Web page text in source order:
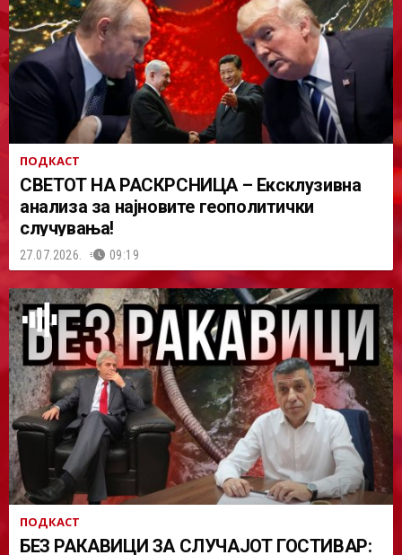
ПОДКАСТ
СВЕТОТ НА РАСКРСНИЦА – Ексклузивна
анализа за најновите геополитички
случувања!
27.07.2026. 09:19
ПОДКАСТ
БЕЗ РАКАВИЦИ ЗА СЛУЧАЈОТ ГОСТИВАР: